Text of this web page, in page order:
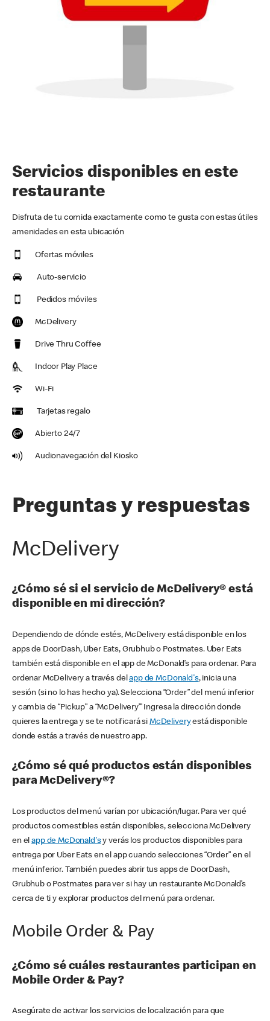
Servicios disponibles en este
restaurante
Disfruta de tu comida exactamente como te gusta con estas útiles
amenidades en esta ubicación
Ofertas móviles
Auto-servicio
Pedidos móviles
McDelivery
Drive Thru Coffee
Indoor Play Place
Wi-Fi
Tarjetas regalo
Abierto 24/7
Audionavegación del Kiosko
Preguntas y respuestas
McDelivery
¿Cómo sé si el servicio de McDelivery® está
disponible en mi dirección?
Dependiendo de dónde estés, McDelivery está disponible en los
apps de DoorDash, Uber Eats, Grubhub o Postmates. Uber Eats
también está disponible en el app de McDonald’s para ordenar. Para
ordenar McDelivery a través delapp de McDonald's, inicia una
sesión (si no lo has hecho ya). Selecciona “Order” del menú inferior
y cambia de “Pickup” a “McDelivery’” Ingresa la dirección donde
quieres la entrega y se te notificará si McDeliveryestá disponible
donde estás a través de nuestro app.
¿Cómo sé qué productos están disponibles
para McDelivery®?
Los productos del menú varían por ubicación/lugar. Para ver qué
productos comestibles están disponibles, selecciona McDelivery
en elapp de McDonald'sy verás los productos disponibles para
entrega por Uber Eats en el app cuando selecciones “Order” en el
menú inferior. También puedes abrir tus apps de DoorDash,
Grubhub o Postmates para ver si hay un restaurante McDonald’s
cerca de ti y explorar productos del menú para ordenar.
Mobile Order & Pay
¿Cómo sé cuáles restaurantes participan en
Mobile Order & Pay?
Asegúrate de activar los servicios de localización para que